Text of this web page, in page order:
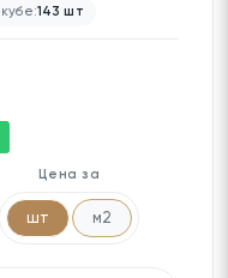
кубе:143 шт
Цена за
шт м2